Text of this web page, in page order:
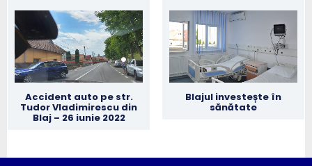
Accident auto pe str.
Tudor Vladimirescu din
Blaj – 26 iunie 2022
Blajul investește în
sănătate